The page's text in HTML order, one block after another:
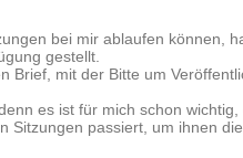
bei mir ablaufen können,
gestellt.
Brief, mit der Bitte um
es ist für mich schon
Sitzungen passiert, um ihnen